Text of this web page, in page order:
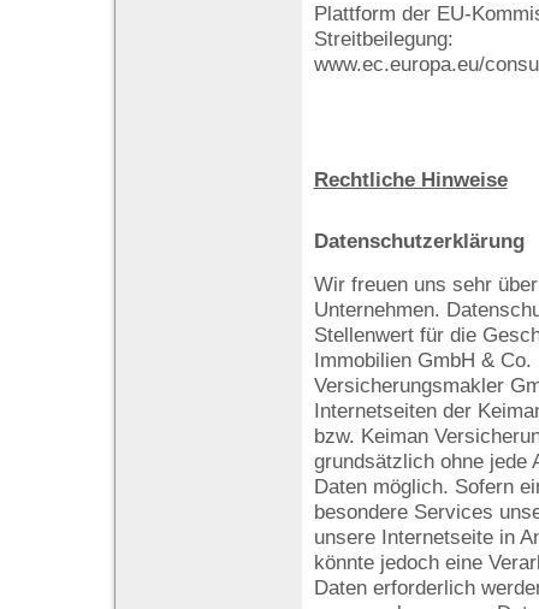
Plattform der EU-
Streitbeilegung:
www.ec.europa.eu/
Rechtliche Hinweise
Datenschutzerklärung
Wir freuen uns sehr
Unternehmen.
Stellenwert für die
Immobilien GmbH & Co.
Versicherungsmakler
Internetseiten der
bzw. Keiman
grundsätzlich ohne jede
Daten möglich. Sofern
besondere Services
unsere Internetseite in
könnte jedoch eine
Daten erforderlich